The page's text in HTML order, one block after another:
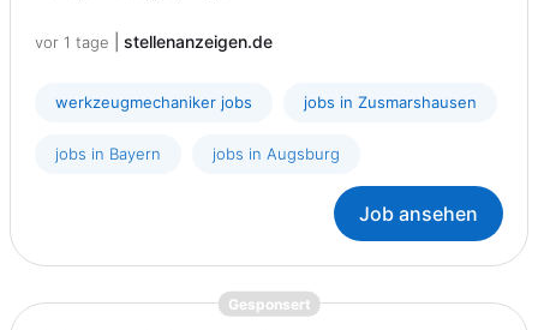
vor 1 tage stellenanzeigen.de
werkzeugmechaniker jobs jobs in Zusmarshausen
jobs in Bayern jobs in Augsburg
Job ansehen
Gesponsert{prompt.job}